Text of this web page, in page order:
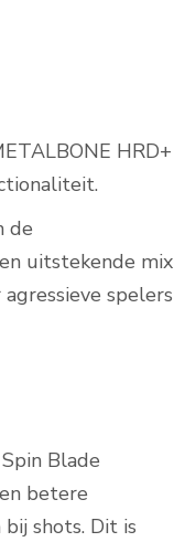
HRD+
de
uitstekende mix
spelers
Blade
betere
shots. Dit is